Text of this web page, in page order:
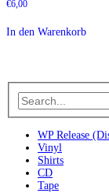
€6,00
In den Warenkorb
WP Release
Vinyl
Shirts
CD
Tape